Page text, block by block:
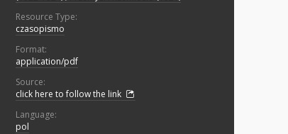
Resource Type:
czasopismo
Format:
application/pdf
Source:
click here to follow the link
Language:
pol